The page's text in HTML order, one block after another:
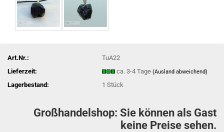
Art.Nr.:
TuA22
Lieferzeit:
ca. 3-4 Tage(Ausland abweichend)
Lagerbestand: 1Stück
Großhandelshop: Sie können als Gast
keine Preise sehen.